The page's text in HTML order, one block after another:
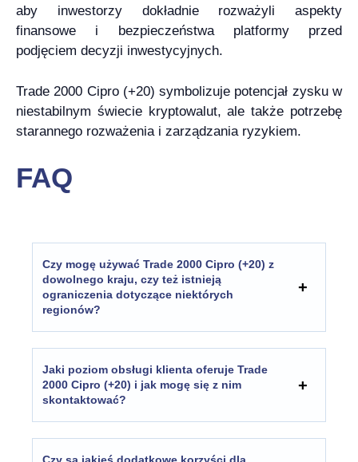
aby inwestorzy dokładnie rozważyli aspekty
finansowe i bezpieczeństwa platformy przed
podjęciem decyzji inwestycyjnych.
Trade 2000 Cipro (+20) symbolizuje potencjał zysku w
niestabilnym świecie kryptowalut, ale także potrzebę
starannego rozważenia i zarządzania ryzykiem.
FAQ
Czy mogę używać Trade 2000 Cipro (+20) z
dowolnego kraju, czy też istnieją
ograniczenia dotyczące niektórych
regionów?
Jaki poziom obsługi klienta oferuje Trade
2000 Cipro (+20) i jak mogę się z nim
skontaktować?